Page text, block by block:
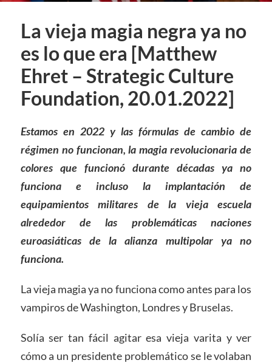
La vieja magia negra ya no
es lo que era [Matthew
Ehret – Strategic Culture
Foundation, 20.01.2022]
Estamos en 2022 y las fórmulas de cambio de
régimen no funcionan, la magia revolucionaria de
colores que funcionó durante décadas ya no
funciona e incluso la implantación de
equipamientosmilitares de la vieja escuela
alrededor de las problemáticas naciones
euroasiáticas de la alianza multipolar ya no
funciona.
La vieja magia ya no funciona como antes para los
vampiros de Washington, Londres y Bruselas.
Solía ser tan fácil agitar esa vieja varita y ver
cómo a un presidente problemático se le volaban